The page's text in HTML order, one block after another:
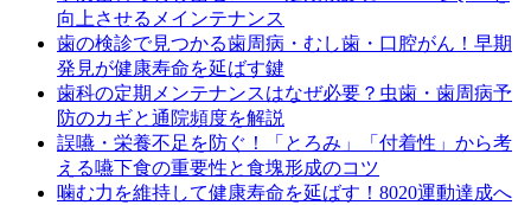
向上させるメインテナンス
歯の検診で見つかる歯周病・むし歯・口腔がん！早期
発見が健康寿命を延ばす鍵
歯科の定期メンテナンスはなぜ必要？虫歯・歯周病予
防のカギと通院頻度を解説
誤嚥・栄養不足を防ぐ！「とろみ」「付着性」から考
える嚥下食の重要性と食塊形成のコツ
噛む力を維持して健康寿命を延ばす！8020運動達成へ